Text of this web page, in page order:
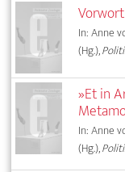
Vorwort
In: Anne
(Hg.),
»Et in
In: Anne
(Hg.),